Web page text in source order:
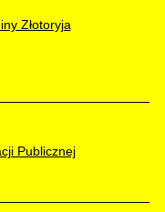
Złotoryja
Publicznej